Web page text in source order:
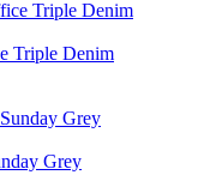
Triple Denim
Grey